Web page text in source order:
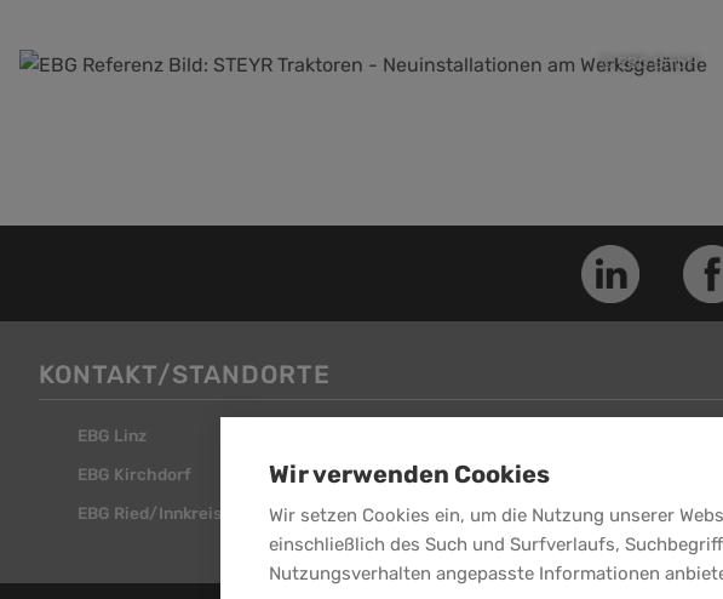
Wir verwenden Cookies
Wir setzen Cookies ein, um die Nutzung unserer
einschließlich des Such und Surfverlaufs,
Nutzungsverhalten angepasste Informationen
© EBG GmbH
KONTAKT/STANDORTE
EBG Linz
EBG Kirchdorf
EBG Attnang-Puchheim
EBG Ried/Innkreis